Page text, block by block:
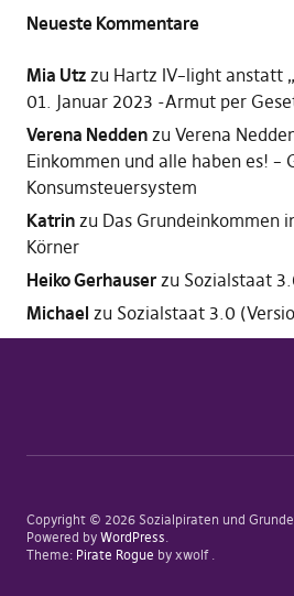
Neueste Kommentare
Mia Utzzu Hartz IV–light anstatt
01. Januar 2023 -Armut per
Verena Neddenzu Verena
Einkommen und alle haben es! –
Konsumsteuersystem
Katrinzu Das Grundeinkommen
Körner
Heiko Gerhauserzu Sozialstaat
Michael zu Sozialstaat 3.0
Copyright © 2026 Sozialpiraten und
Powered by WordPress
Theme: Pirate Rogue by xwolf